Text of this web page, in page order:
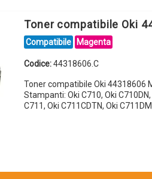
Toner compatibile Oki
Compatibile Magenta
Codice:44318606.C
Toner compatibile Oki 44318606
Stampanti: Oki C710, Oki
C711, Oki C711CDTN, Oki